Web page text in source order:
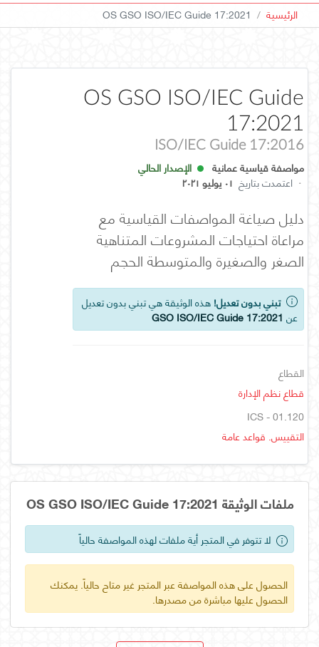
الرئيسية OS GSO ISO/IEC Guide 17:2021
OS GSO ISO/IEC Guide
17:2021
ISO/IEC Guide 17:2016
مواصفة قياسية عمانية
الإصدار الحالي
· اعتمدت بتاريخ ٠١ يوليو ٢٠٢١
دليل صياغة المواصفات القياسية مع
مراعاة احتياجات المشروعات المتناهية
الصغر والصغيرة والمتوسطة الحجم
تبني بدون تعديل! هذه الوثيقة هي تبني بدون تعديل
عن GSO ISO/IEC Guide 17:2021
القطاع
قطاع نظم الإدارة
ICS - 01.120
التقييس. قواعد عامة
ملفات الوثيقة OS GSO ISO/IEC Guide 17:2021
لا تتوفر في المتجر أية ملفات لهذه المواصفة حالياً
الحصول على هذه المواصفة عبر المتجر غير متاح حالياً. يمكنك
الحصول عليها مباشرة من مصدرها.